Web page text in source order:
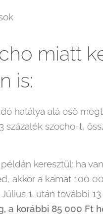
miatt
is:
hatálya alá eső
százalék szocho-t,
keresztül: ha
akkor a kamat 100
Július 1. után további
a korábbi 85 000 Ft